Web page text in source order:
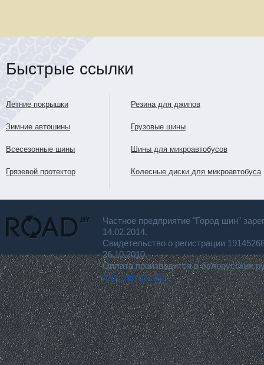
Быстрые ссылки
Летние покрышки
Зимние автошины
Всесезонные шины
Грязевой протектор
Резина для джипов
Грузовые шины
Шины для микроавтобусов
Колесные диски для микроавтобуса
Частное предприятие "Город шин"
14.02.2014.
Свидетельство о регистрации
26.10.2010.
Оплата производится в белорусских
для покупателя.